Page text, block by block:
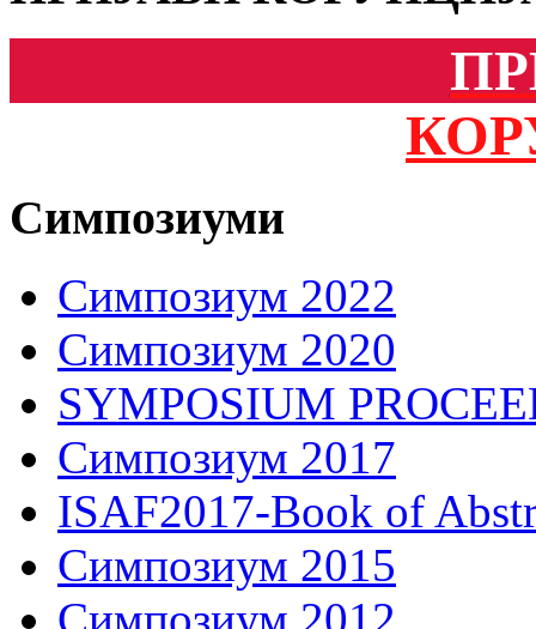
Симпозиуми
Симпозиум 2022
Симпозиум 2020
SYMPOSIUM
Симпозиум 2017
ISAF2017-Book of
Симпозиум 2015